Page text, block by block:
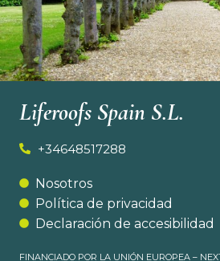
Liferoofs Spain S.L.
+34648517288
Nosotros
Política de privacidad
Declaración de accesibilidad
FINANCIADO POR LA UNIÓN EUROPEA –